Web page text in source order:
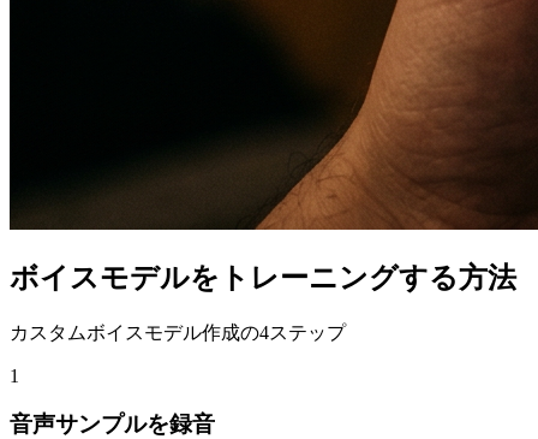
ボイスモデルをトレーニングする方法
カスタムボイスモデル作成の4ステップ
1
音声サンプルを録音